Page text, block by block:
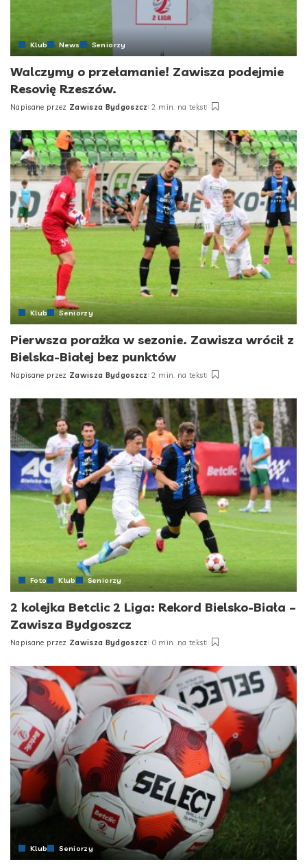
Klub News Seniorzy
Walczymy o przełamanie! Zawisza podejmie
Resovię Rzeszów.
Posted
Napisane przez Zawisza Bydgoszcz 2 min. na tekst
Klub Seniorzy
Pierwsza porażka w sezonie. Zawisza wrócił z
Bielska-Białej bez punktów
Posted
Napisane przez Zawisza Bydgoszcz 2 min. na tekst
Foto Klub Seniorzy
2 kolejka Betclic 2 Liga: Rekord Bielsko-Biała –
Zawisza Bydgoszcz
Posted
Napisane przez Zawisza Bydgoszcz 0 min. na tekst
Klub Seniorzy